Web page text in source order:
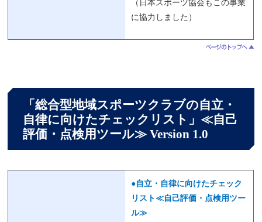
（日本スポーツ協会もこの事業
に協力しました）
「総合型地域スポーツクラブの自立・
自律に向けたチェックリスト」≪自己
評価・点検用ツール≫ Version 1.0
●自立・自律に向けたチェック
リスト≪自己評価・点検用ツー
ル≫